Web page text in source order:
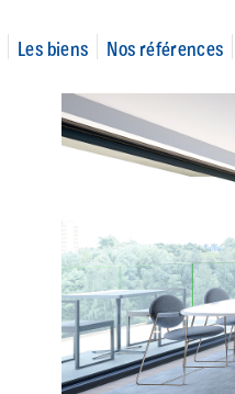
Les biens Nos références